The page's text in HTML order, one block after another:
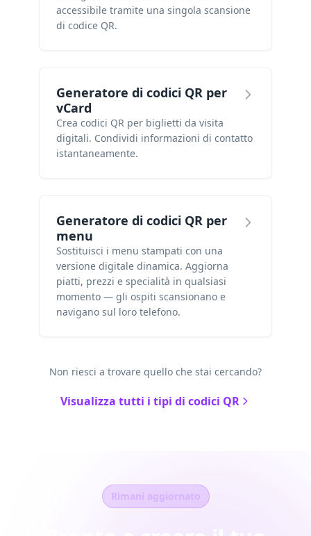
accessibile tramite una singola scansione
di codice QR.
Generatore di codici QR per
vCard
Crea codici QR per biglietti da visita
digitali. Condividi informazioni di contatto
istantaneamente.
Generatore di codici QR per
menu
Sostituisci i menu stampati con una
versione digitale dinamica. Aggiorna
piatti, prezzi e specialità in qualsiasi
momento — gli ospiti scansionano e
navigano sul loro telefono.
Non riesci a trovare quello che stai cercando?
Visualizza tutti i tipi di codici QR
Rimani aggiornato